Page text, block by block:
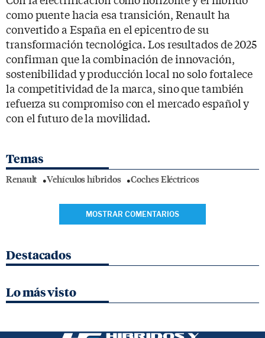
como puente hacia esa transición, Renault ha
convertido a España en el epicentro de su
transformación tecnológica. Los resultados de 2025
confirman que la combinación de innovación,
sostenibilidad y producción local no solo fortalece
la competitividad de la marca, sino que también
refuerza su compromiso con el mercado español y
con el futuro de la movilidad.
Temas
Renault Vehículos híbridos Coches Eléctricos
MOSTRAR COMENTARIOS
Destacados
Lo más visto